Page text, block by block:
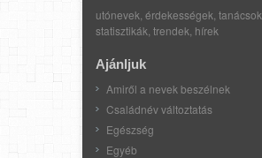
utónevek, érdekességek, tanácsok,
statisztikák, trendek, hírek
Ajánljuk
Amiről a nevek beszélnek
Családnév változtatás
Egészség
Egyéb